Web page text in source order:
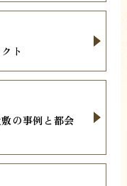
ト
の事例と都会